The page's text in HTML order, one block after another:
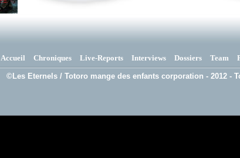
Accueil Chroniques Live-Reports Interviews Dossiers Team
©Les Eternels / Totoro mange des enfants corporation - 2012 -